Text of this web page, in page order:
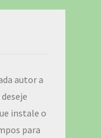
autor a
instale o
para